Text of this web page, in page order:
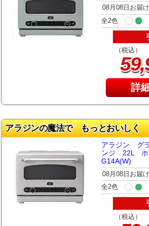
08月08日お届
全2色
（税込）
59,
詳
アラジンの魔法で もっとおいしく
アラジン グ
ンジ 22L ホ
G14A(W)
08月08日お届
全2色
（税込）